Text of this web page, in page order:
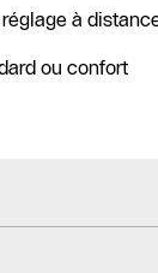
à
ou confort